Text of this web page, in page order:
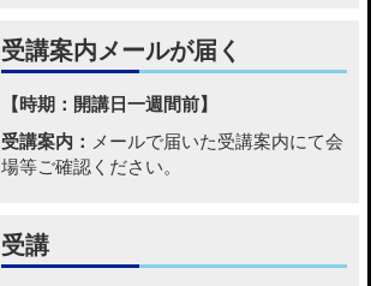
受講案内メールが届く
【時期：開講日一週間前】
受講案内： メールで届いた受講案内にて会
場等ご確認ください。
受講